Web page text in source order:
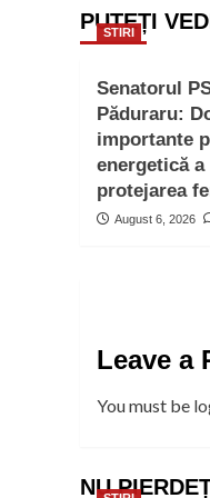
PUTEȚI
STIRI
Senatorul
Păduraru:
importante
energetică
protejarea
August 6, 2026
Leave a
You must be
NU